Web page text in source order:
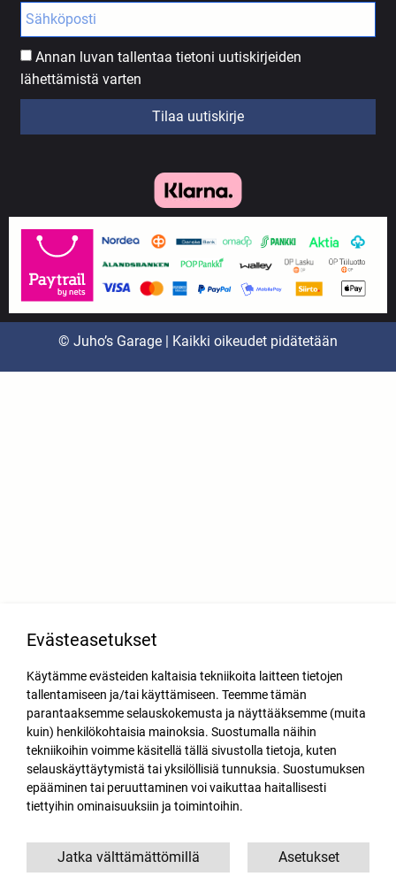
Annan luvan tallentaa tietoni uutiskirjeiden
lähettämistä varten
Tilaa uutiskirje
© Juho’s Garage | Kaikki oikeudet pidätetään
Evästeasetukset
Käytämme evästeiden kaltaisia tekniikoita laitteen tietojen
tallentamiseen ja/tai käyttämiseen. Teemme tämän
parantaaksemme selauskokemusta ja näyttääksemme (muita
kuin) henkilökohtaisia mainoksia. Suostumalla näihin
tekniikoihin voimme käsitellä tällä sivustolla tietoja, kuten
selauskäyttäytymistä tai yksilöllisiä tunnuksia. Suostumuksen
epääminen tai peruuttaminen voi vaikuttaa haitallisesti
tiettyihin ominaisuuksiin ja toimintoihin.
Asetukset
Jatka välttämättömillä